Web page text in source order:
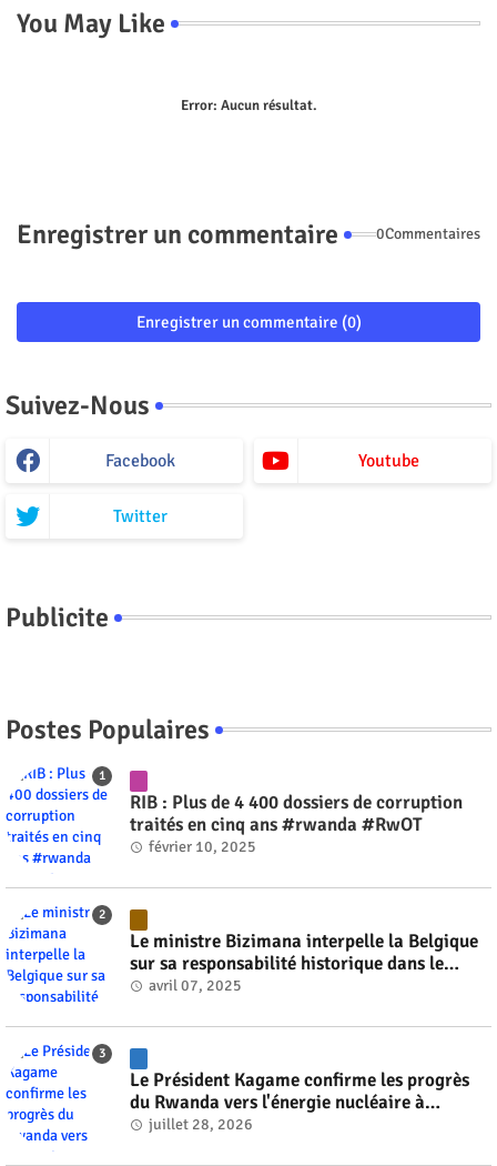
You May Like
Error: Aucun résultat.
Enregistrer un commentaire 0Commentaires
Enregistrer un commentaire (0)
Suivez-Nous
Facebook Youtube
Twitter
Publicite
Postes Populaires
RIB : Plus de 4 400 dossiers de corruption
traités en cinq ans #rwanda #RwOT
février 10, 2025
Le ministre Bizimana interpelle la Belgique
sur sa responsabilité historique dans le
génocide #rwanda #RwOT
avril 07, 2025
Le Président Kagame confirme les progrès
du Rwanda vers l'énergie nucléaire à
l'horizon 2030 #rwanda #RwOT
juillet 28, 2026